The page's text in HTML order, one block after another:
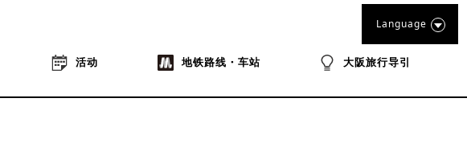
活动 地铁路线・车站 大阪旅行导引
Language